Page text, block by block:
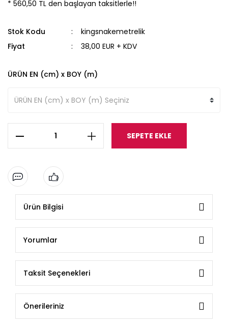
* 560,50 TL den başlayan taksitlerle!!
Stok Kodu
kingsnakemetrelik
Fiyat
38,00 EUR + KDV
ÜRÜN EN (cm) x BOY (m)
SEPETE EKLE
Ürün Bilgisi
Yorumlar
Taksit Seçenekleri
Önerileriniz